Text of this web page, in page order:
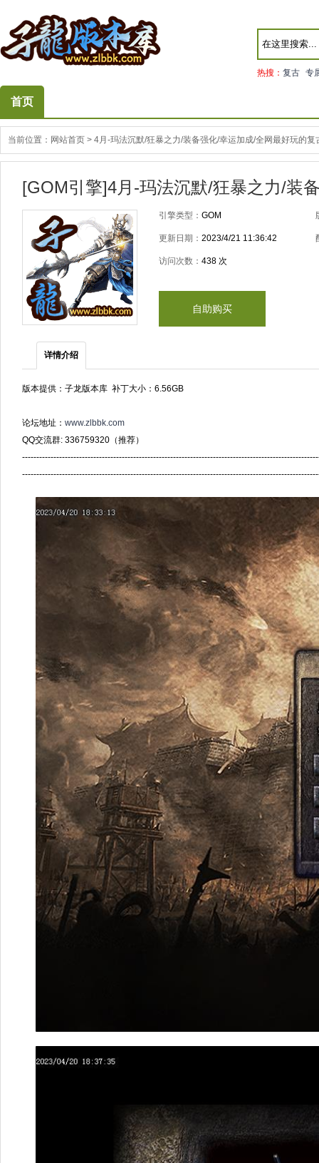
热搜： 复古 专
首页
当前位置： 网站首页 > 4月-玛法沉默/狂暴之力/装备强化/幸运加成/全网最好玩的复
[GOM引擎]4月-玛法沉默/狂暴之力/装
引擎类型： GOM
更新日期： 2023/4/21 11:36:42
访问次数： 438 次
自助购买
详情介绍
版本提供：子龙版本库 补丁大小：6.56GB
论坛地址： www.zlbbk.com
QQ交流群: 336759320（推荐）